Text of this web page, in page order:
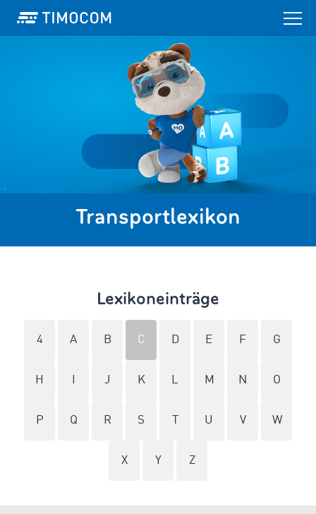
Transportlexikon
Lexikoneinträge
4 A B C D E F G
H J K L M N O
P Q R S U V W
X Y Z